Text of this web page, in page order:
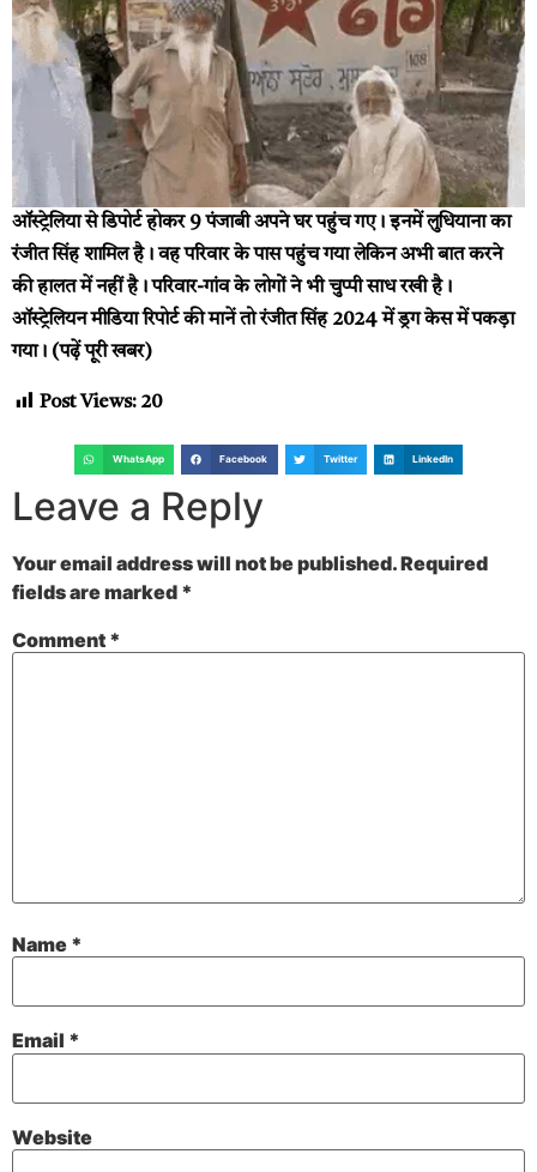
ऑस्ट्रेलिया से डिपोर्ट होकर 9 पंजाबी अपने घर पहुंच गए। इनमें लुधियाना का
रंजीत सिंह शामिल है। वह परिवार के पास पहुंच गया लेकिन अभी बात करने
की हालत में नहीं है। परिवार-गांव के लोगों ने भी चुप्पी साध रखी है।
ऑस्ट्रेलियन मीडिया रिपोर्ट की मानें तो रंजीत सिंह 2024 में ड्रग केस में पकड़ा
गया। (पढ़ें पूरी खबर)
Post Views: 20
WhatsApp Facebook Twitter LinkedIn
Leave a Reply
Your email address will not be published.Required
fields are marked *
Comment *
Name *
Email *
Website